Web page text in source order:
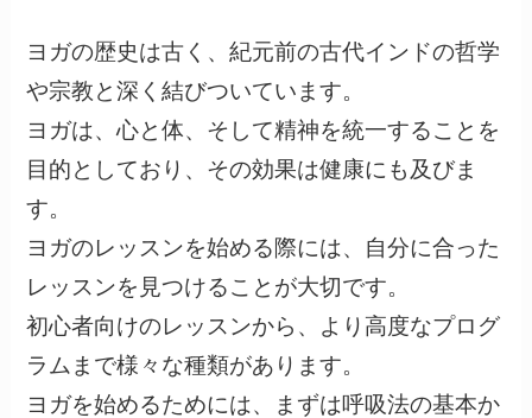
ヨガの歴史は古く、紀元前の古代インドの哲学
や宗教と深く結びついています。
ヨガは、心と体、そして精神を統一することを
目的としており、その効果は健康にも及びま
す。
ヨガのレッスンを始める際には、自分に合った
レッスンを見つけることが大切です。
初心者向けのレッスンから、より高度なプログ
ラムまで様々な種類があります。
ヨガを始めるためには、まずは呼吸法の基本か